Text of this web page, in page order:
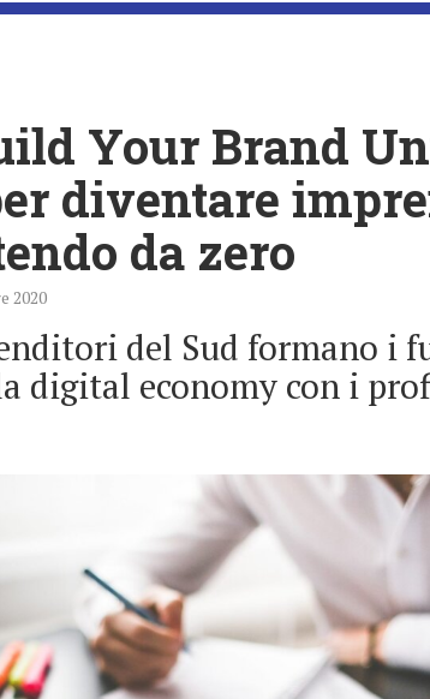
Your Brand
diventare
da zero
2020
del Sud formano i
digital economy con i